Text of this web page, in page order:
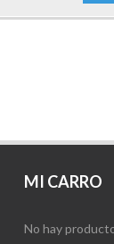
MI CARRO
No hay